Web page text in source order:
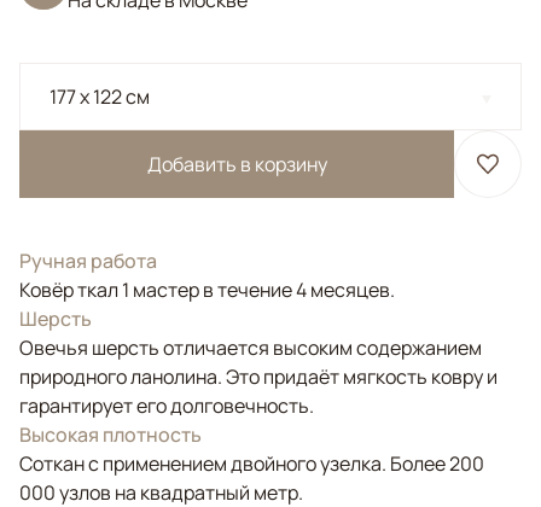
177 x 122 см
Добавить в корзину
Ручная работа
Ковёр ткал 1 мастер в течение 4 месяцев.
Шерсть
Овечья шерсть отличается высоким содержанием
природного ланолина. Это придаёт мягкость ковру и
гарантирует его долговечность.
Высокая плотность
Соткан с применением двойного узелка. Более 200
000 узлов на квадратный метр.